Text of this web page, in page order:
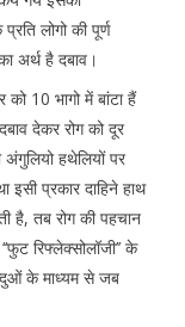
लोगो की पूर्ण
अर्थ है दबाव।
को 10 भागो में बांटा हैं
देकर रोग को दूर
अंगुलियो हथेलियों पर
इसी प्रकार दाहिने हाथ
है, तब रोग की पहचान
रिफ्लेक्सोलॉजी’’ के
के माध्यम से जब